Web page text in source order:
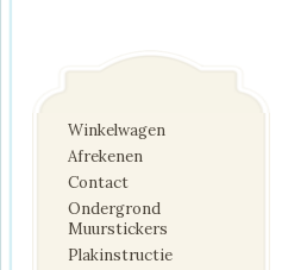
Winkelwagen
Afrekenen
Contact
Ondergrond
Muurstickers
Plakinstructie